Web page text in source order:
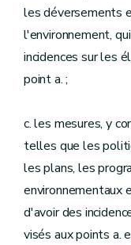
les déversements
l'environnement,
incidences sur les
point a. ;
c. les mesures, y
telles que les
les plans, les
environnementaux
d'avoir des
visés aux points a.